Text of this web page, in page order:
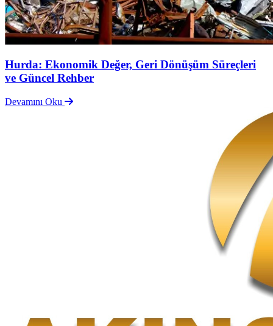
Hurda: Ekonomik Değer, Geri Dönüşüm Süreçleri
ve Güncel Rehber
Devamını Oku